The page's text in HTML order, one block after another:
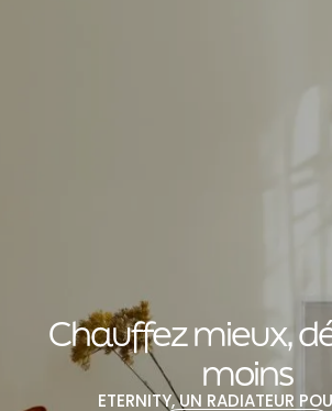
Chauffez mieux,
moins
ETERNITY, UN RADIATEUR